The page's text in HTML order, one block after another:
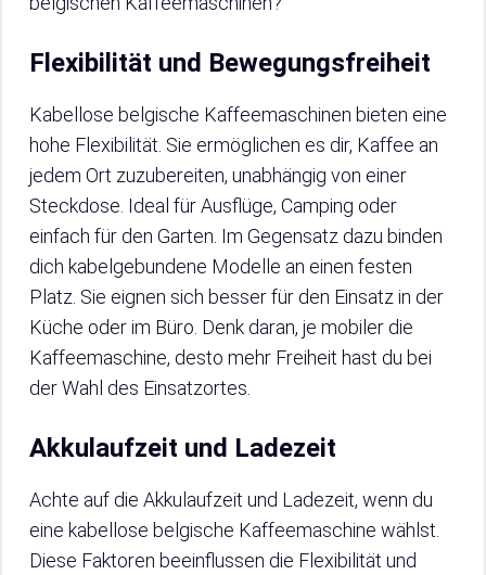
Flexibilität und Bewegungsfreiheit
Kabellose belgische Kaffeemaschinen bieten eine
hohe Flexibilität. Sie ermöglichen es dir, Kaffee an
jedem Ort zuzubereiten, unabhängig von einer
Steckdose. Ideal für Ausflüge, Camping oder
einfach für den Garten. Im Gegensatz dazu binden
dich kabelgebundene Modelle an einen festen
Platz. Sie eignen sich besser für den Einsatz in der
Küche oder im Büro. Denk daran, je mobiler die
Kaffeemaschine, desto mehr Freiheit hast du bei
der Wahl des Einsatzortes.
Akkulaufzeit und Ladezeit
Achte auf die Akkulaufzeit und Ladezeit, wenn du
eine kabellose belgische Kaffeemaschine wählst.
Diese Faktoren beeinflussen die Flexibilität und